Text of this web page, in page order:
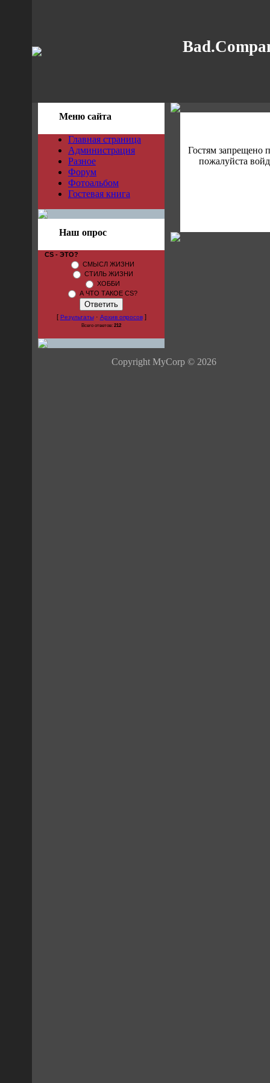
Меню сайта
Главная страница
Администрация
Разное
Форум
Фотоальбом
Гостевая книга
Наш опрос
CS - ЭТО?
СМЫСЛ ЖИЗНИ
СТИЛЬ ЖИЗНИ
ХОББИ
А ЧТО ТАКОЕ CS?
[ Результаты· Архив опросов]
Всего ответов: 212
Гостям запрещено
пожалуйста
Copyright MyCorp © 2026